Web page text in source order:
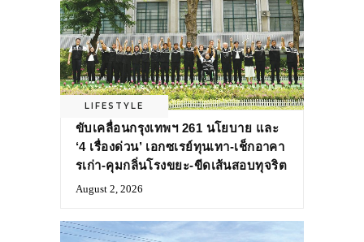
LIFESTYLE
ขับเคลื่อนกรุงเทพฯ 261 นโยบาย และ
‘4 เรื่องด่วน’ เอกซเรย์ทุนเทา-เช็กอาคา
รเก่า-คุมกลิ่นโรงขยะ-ขีดเส้นสอบทุจริต
August 2, 2026